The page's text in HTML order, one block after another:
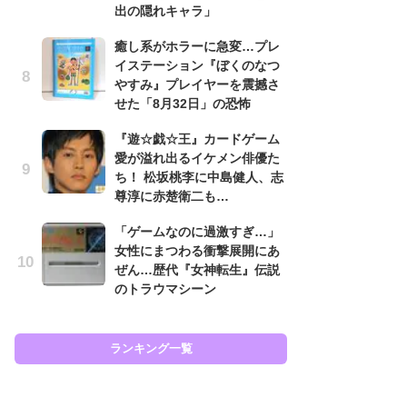
出の隠れキャラ」
癒し系がホラーに急変…プレ
イステーション『ぼくのなつ
やすみ』プレイヤーを震撼さ
せた「8月32日」の恐怖
『遊☆戯☆王』カードゲーム
愛が溢れ出るイケメン俳優た
ち！ 松坂桃李に中島健人、志
尊淳に赤楚衛二も…
「ゲームなのに過激すぎ…」
女性にまつわる衝撃展開にあ
ぜん…歴代『女神転生』伝説
のトラウマシーン
ランキング一覧